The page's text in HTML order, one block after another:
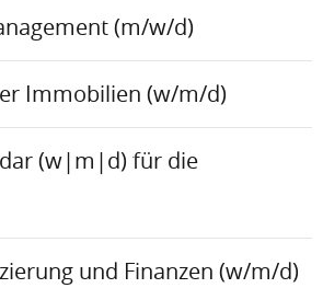
(m/w/d)
Immobilien (w/m/d)
(w|m|d) für die
und Finanzen (w/m/d)